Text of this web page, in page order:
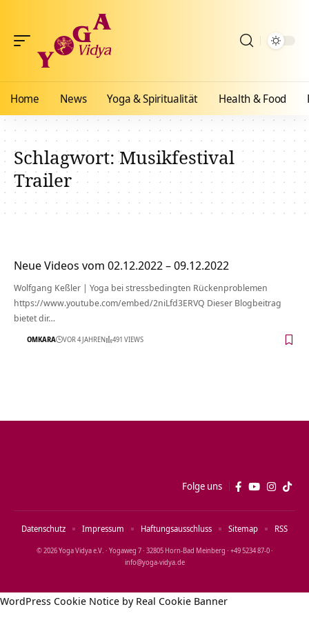
Home News Yoga & Spiritualität Health & Food
Schlagwort:Musikfestival
Trailer
Neue Videos vom 02.12.2022 – 09.12.2022
Wolfgang Keßler | Yoga bei stressbedingten Rückenproblemen
https://www.youtube.com/embed/2niLfd3ERVQ Dieser Blogbeitrag
bietet dir…
OMKARA VOR 4 JAHREN 491 VIEWS
Folge uns
© 2026 Yoga Vidya e.V. · Yogaweg 7 · 32805 Horn‑Bad Meinberg · +49 5234 87‑0 ·
info@yoga‑vidya.de
Datenschutz Impressum Haftungsausschluss Sitemap RSS
WordPress Cookie Notice by Real Cookie Banner